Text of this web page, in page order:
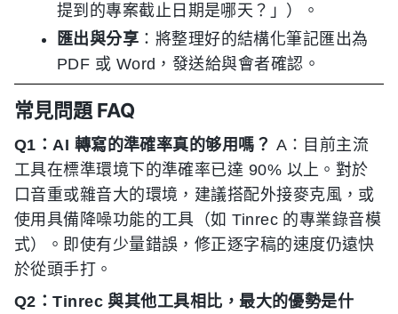
提到的專案截止日期是哪天？」）。
匯出與分享 ：將整理好的結構化筆記匯出為
PDF 或 Word，發送給與會者確認。
常見問題 FAQ
Q1：AI 轉寫的準確率真的够用嗎？ A：目前主流
工具在標準環境下的準確率已達 90% 以上。對於
口音重或雜音大的環境，建議搭配外接麥克風，或
使用具備降噪功能的工具（如 Tinrec 的專業錄音模
式）。即使有少量錯誤，修正逐字稿的速度仍遠快
於從頭手打。
Q2：Tinrec 與其他工具相比，最大的優勢是什